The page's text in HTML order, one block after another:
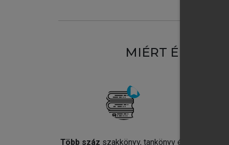
MIÉRT
Több száz szakkönyv, tankönyv és